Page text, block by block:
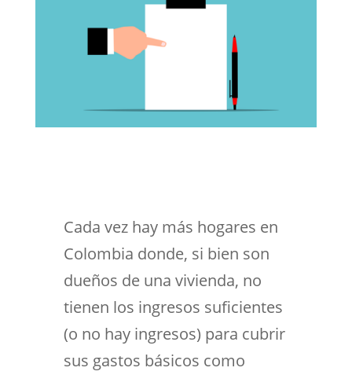
Cada vez hay más hogares en
Colombia donde, si bien son
dueños de una vivienda, no
tienen los ingresos suficientes
(o no hay ingresos) para cubrir
sus gastos básicos como